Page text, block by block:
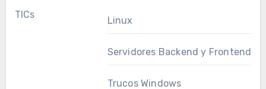
TICs
Linux
Servidores Backend y Frontend
Trucos Windows